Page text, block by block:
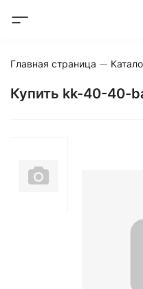
Главная страница
Купить kk-40-40-